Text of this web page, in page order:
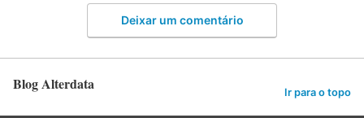
Deixar um comentário
Blog Alterdata Ir para o topo